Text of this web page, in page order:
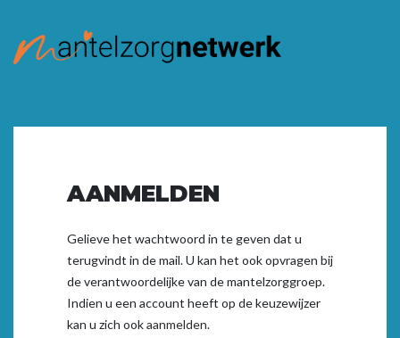
AANMELDEN
Gelieve het wachtwoord in te geven dat u
terugvindt in de mail. U kan het ook opvragen bij
de verantwoordelijke van de mantelzorggroep.
Indien u een account heeft op de keuzewijzer
kan u zich ookaanmelden.